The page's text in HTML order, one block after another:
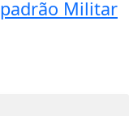
Militar